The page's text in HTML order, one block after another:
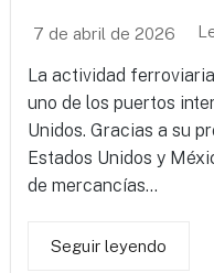
7 de abril de 2026
La actividad
uno de los puertos
Unidos. Gracias a su
Estados Unidos y
de mercancías...
Seguir leyendo